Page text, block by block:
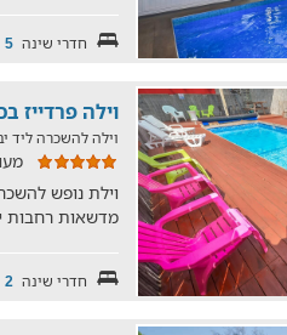
חדרי שינה 5
וילה פרדייז
וילה להשכרה ליד
מדשאות רחבות
חדרי שינה 2